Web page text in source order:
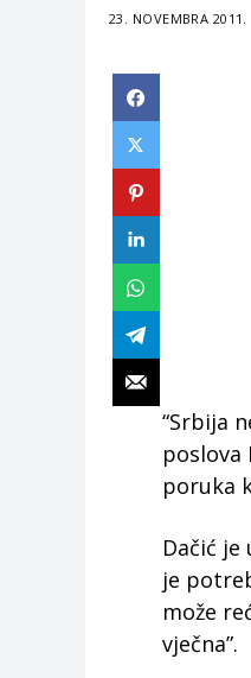
23. NOVEMBRA 2011.
“Srbija
poslova
poruka
Dačić je
je
može
vječna”.